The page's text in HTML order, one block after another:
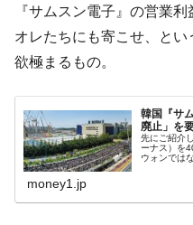
『Money1』
JPモルガン
ほぼ終わった」
『Money1』
『Money1』
韓国政府「
ャンペーン」⇒ あの名物教
『Money1』
韓国「橋が
ぎ」では。
『サムスン電子』の営業
オレたちにも寄こせ、と
欲極まるもの。
韓国『サ
廃止」を
先にご紹介
ーナス）を
ウォンでは
money1.jp